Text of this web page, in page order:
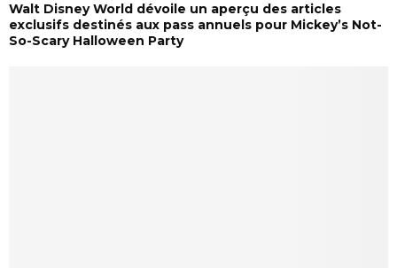
Walt Disney World dévoile un aperçu des articles
exclusifs destinés aux pass annuels pour Mickey’s Not-
So-Scary Halloween Party